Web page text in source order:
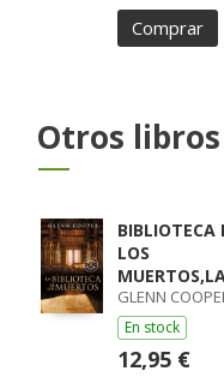
Comprar
Otros
BIBLIOTECA
LOS
GLENN
En stock
12,95 €